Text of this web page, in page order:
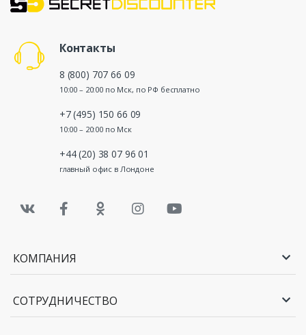
Контакты
8 (800) 707 66 09
10:00 – 20:00 по Мск, по РФ бесплатно
+7 (495) 150 66 09
10:00 – 20:00 по Мск
+44 (20) 38 07 96 01
главный офис в Лондоне
КОМПАНИЯ
СОТРУДНИЧЕСТВО